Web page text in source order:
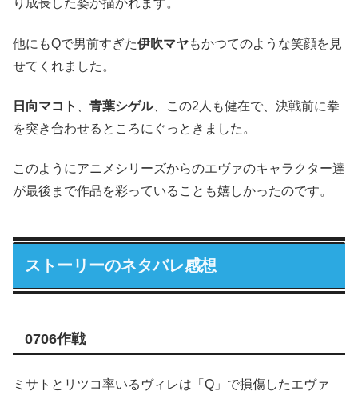
り成長した姿が描かれます。
他にもQで男前すぎた伊吹マヤもかつてのような笑顔を見
せてくれました。
日向マコト 青葉シゲル、この2人も健在で、決戦前に拳
を突き合わせるところにぐっときました。
このようにアニメシリーズからのエヴァのキャラクター達
が最後まで作品を彩っていることも嬉しかったのです。
ストーリーのネタバレ感想
0706作戦
ミサトとリツコ率いるヴィレは「Q」で損傷したエヴァ